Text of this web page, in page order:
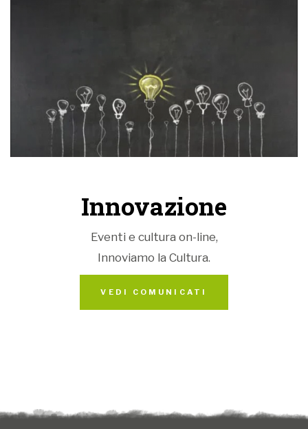
guidate alla centrale idroelettrica di Taio, a Castel
Valer, Coredo e le celle ipogee di Melinda, e le
aperture eccezionali di suggestive chiesette e
dell'antica Pieve di Torra.
Amore per il proprio territorio, voglia di condividere
del paese, sono gli ingredienti alla base del successo
Innovazione
Eventi e cultura on-line,
Innoviamo la Cultura.
VEDI COMUNICATI